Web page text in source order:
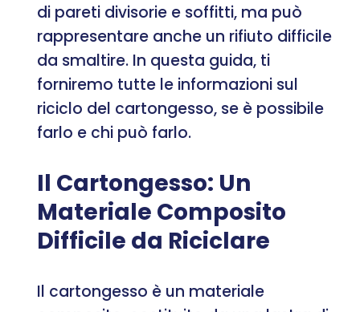
di pareti divisorie e soffitti, ma può
rappresentare anche un rifiuto difficile
da smaltire. In questa guida, ti
forniremo tutte le informazioni sul
riciclo del cartongesso, se è possibile
farlo e chi può farlo.
Il Cartongesso: Un
Materiale Composito
Difficile da Riciclare
Il cartongesso è un materiale